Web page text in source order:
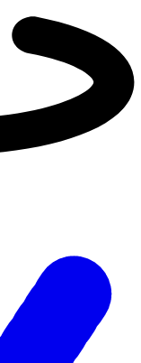
СЕЗОН: ОПЫТ.
«Дорожный
в мероприятии
региона, но и